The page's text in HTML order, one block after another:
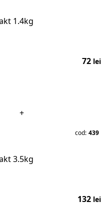
72 lei
+
cod: 439
132 lei